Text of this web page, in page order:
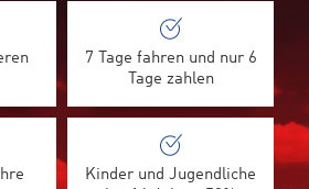
7 Tage fahren und nur 6
Tage zahlen
Kinder und Jugendliche